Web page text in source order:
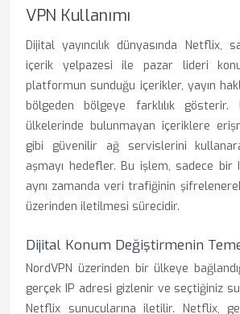
VPN Kullanımı
Dijital yayıncılık dünyasında Netflix,
içerik yelpazesi ile pazar lideri
platformun sunduğu içerikler, yayın
bölgeden bölgeye farklılık gösterir.
ülkelerinde bulunmayan içeriklere
gibi güvenilir ağ servislerini
aşmayı hedefler. Bu işlem, sadece bir
aynı zamanda veri trafiğinin
üzerinden iletilmesi sürecidir.
Dijital Konum Değiştirmenin
NordVPN üzerinden bir ülkeye
gerçek IP adresi gizlenir ve seçtiğiniz
Netflix sunucularına iletilir. Netflix,